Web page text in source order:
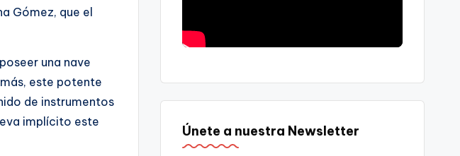
Gómez, que el
una nave
este potente
de instrumentos
implícito este
Únete a nuestra Newsletter